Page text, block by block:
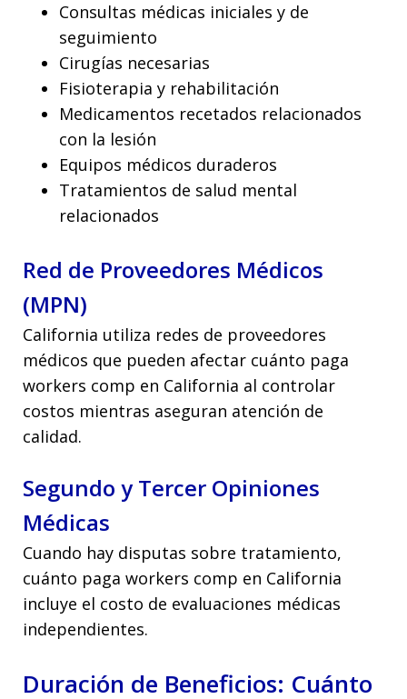
Consultas médicas iniciales y de
seguimiento
Cirugías necesarias
Fisioterapia y rehabilitación
Medicamentos recetados relacionados
con la lesión
Equipos médicos duraderos
Tratamientos de salud mental
relacionados
Red de Proveedores Médicos
(MPN)
California utiliza redes de proveedores
médicos que pueden afectar cuánto paga
workers comp en California al controlar
costos mientras aseguran atención de
calidad.
Segundo y Tercer Opiniones
Médicas
Cuando hay disputas sobre tratamiento,
cuánto paga workers comp en California
incluye el costo de evaluaciones médicas
independientes.
Duración de Beneficios: Cuánto